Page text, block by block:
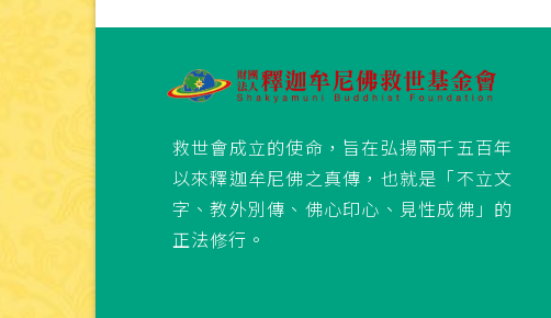
救世會成立的使命，旨在弘揚兩千五百年
以來釋迦牟尼佛之真傳，也就是「不立文
字、教外別傳、佛心印心、見性成佛」的
正法修行。